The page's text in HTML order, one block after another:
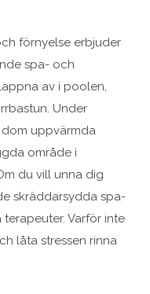
förnyelse erbjuder
spa- och
av i poolen,
Under
uppvärmda
område i
du vill unna dig
skräddarsydda spa-
Varför inte
låta stressen rinna